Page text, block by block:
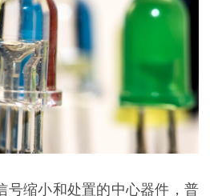
号缩小和处置的中心器件，普